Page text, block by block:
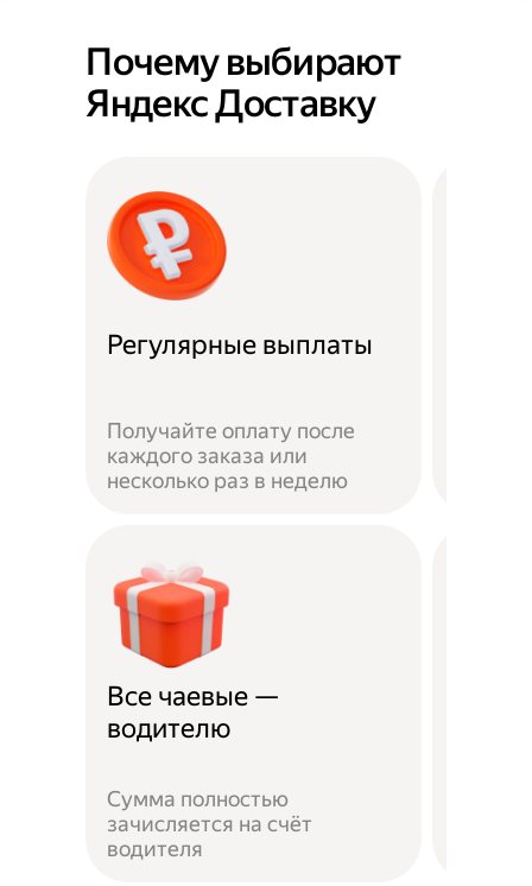
Почему выбирают
Яндекс Доставку
Регулярные выплаты
Получайте оплату после
каждого заказа или
несколько раз в неделю
Все чаевые —
водителю
Сумма полностью
зачисляется на счёт
водителя